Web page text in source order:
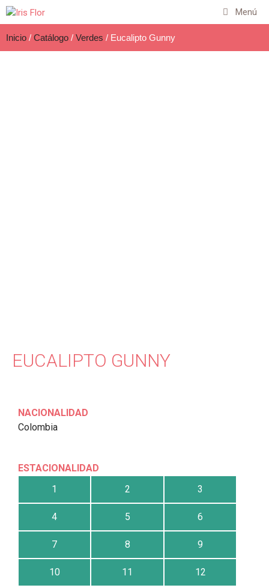
Menú
Inicio / Catálogo / Verdes / Eucalipto Gunny
EUCALIPTO GUNNY
NACIONALIDAD
Colombia
ESTACIONALIDAD
1
2 3
4 5 6
7 8 9
10 11 12